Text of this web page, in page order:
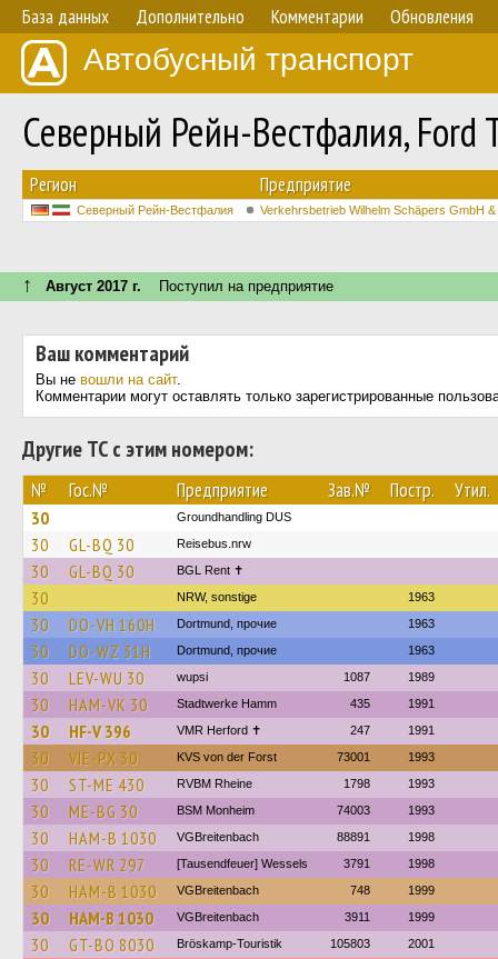
База данных Дополнительно Комментарии Обновления
Автобусный транспорт
Северный Рейн-Вестфалия,
Регион Предприятие
Северный Рейн-Вестфалия Verkehrsbetrieb Wilhelm Schäpers GmbH
↑ Август 2017 г. Поступил на предприятие
Ваш комментарий
Вы не вошли на сайт.
Комментарии могут оставлять только зарегистрированные
Другие ТС с этим номером:
№ Гос.№ Предприятие Зав.№ Постр. Утил.
30 Groundhandling DUS
30 GL-BQ 30 Reisebus.nrw
30 GL-BQ 30 BGL Rent ✝︎
30 NRW, sonstige 1963
30 DO-VH 160H Dortmund, прочие 1963
30 DO-WZ 31H Dortmund, прочие 1963
30 LEV-WU 30 wupsi 1087 1989
30 HAM-VK 30 Stadtwerke Hamm 435 1991
30 HF-V 396 VMR Herford ✝ 247 1991
30 VIE-PX 30 KVS von der Forst 73001 1993
30 ST-ME 430 RVBM Rheine 1798 1993
30 ME-BG 30 BSM Monheim 74003 1993
30 HAM-B 1030 VGBreitenbach 88891 1998
30 RE-WR 297 [Tausendfeuer] Wessels 3791 1998
30 HAM-B 1030 VGBreitenbach 748 1999
30 HAM-B 1030 VGBreitenbach 3911 1999
30 GT-BO 8030 Bröskamp-Touristik 105803 2001